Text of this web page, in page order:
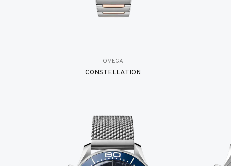
OMEGA
CONSTELLATION